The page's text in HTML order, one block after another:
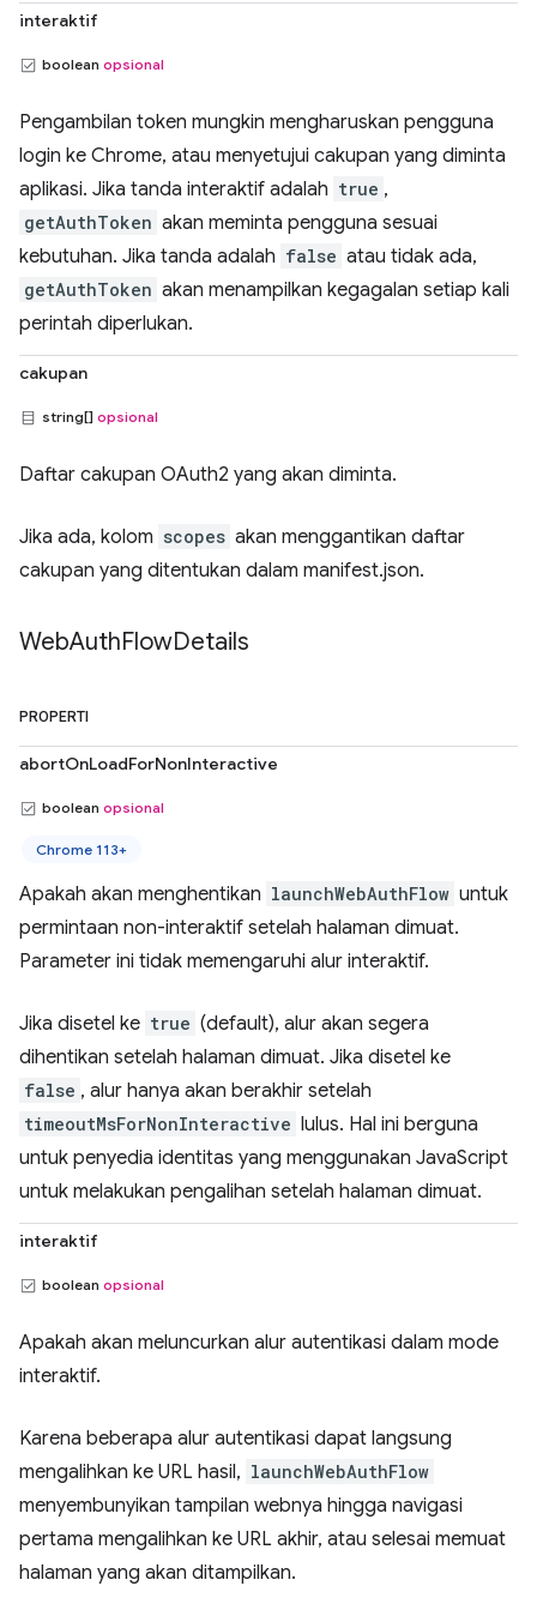
interaktif
boolean opsional
Pengambilan token mungkin mengharuskan pengguna
login ke Chrome, atau menyetujui cakupan yang diminta
aplikasi. Jika tanda interaktif adalah true ,
getAuthToken akan meminta pengguna sesuai
kebutuhan. Jika tanda adalah false atau tidak ada,
getAuthToken akan menampilkan kegagalan setiap kali
perintah diperlukan.
cakupan
string[] opsional
Daftar cakupan OAuth2 yang akan diminta.
Jika ada, kolom scopes akan menggantikan daftar
cakupan yang ditentukan dalam manifest.json.
WebAuthFlowDetails
PROPERTI
abortOnLoadForNonInteractive
boolean opsional
Chrome 113+
Apakah akan menghentikan launchWebAuthFlow untuk
permintaan non-interaktif setelah halaman dimuat.
Parameter ini tidak memengaruhi alur interaktif.
Jika disetel ke true (default), alur akan segera
dihentikan setelah halaman dimuat. Jika disetel ke
false , alur hanya akan berakhir setelah
timeoutMsForNonInteractive lulus. Hal ini berguna
untuk penyedia identitas yang menggunakan JavaScript
untuk melakukan pengalihan setelah halaman dimuat.
interaktif
boolean opsional
Apakah akan meluncurkan alur autentikasi dalam mode
interaktif.
Karena beberapa alur autentikasi dapat langsung
mengalihkan ke URL hasil, launchWebAuthFlow
menyembunyikan tampilan webnya hingga navigasi
pertama mengalihkan ke URL akhir, atau selesai memuat
halaman yang akan ditampilkan.